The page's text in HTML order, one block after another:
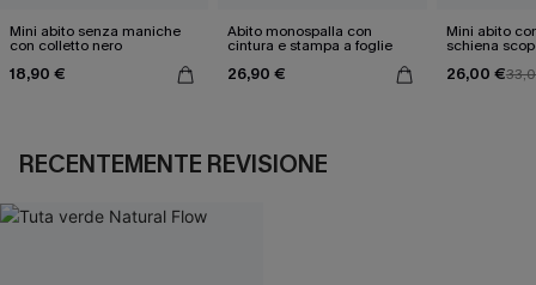
Mini abito senza maniche
con colletto nero
18,90 €
Abito monospalla con
cintura e stampa a foglie
26,90 €
Mini abito
schiena
26,00 €
RECENTEMENTE REVISIONE